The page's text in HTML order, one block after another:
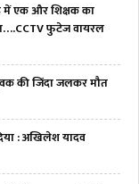
एक और शिक्षक का
फुटेज वायरल
की जिंदा जलकर मौत
: अखिलेश यादव